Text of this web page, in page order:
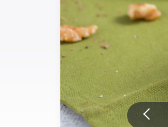
Dernieres recettes
Instagram